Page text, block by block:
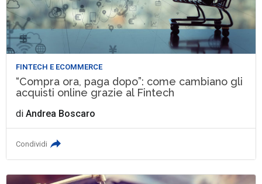
FINTECH E ECOMMERCE
“Compra ora, paga dopo”: come cambiano gli
acquisti online grazie al Fintech
diAndrea Boscaro
Condividi